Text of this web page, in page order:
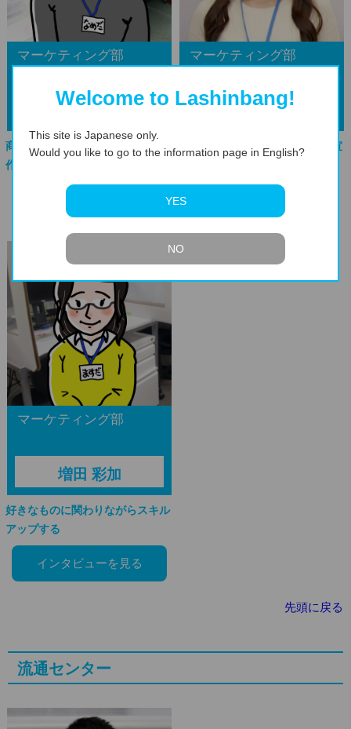
マーケティング部
洙田 慎一
商品のことを考え、無から価値を
作り出す
マーケティング部
岡田 愛
アニメ好きを活かし企画と広告宣
マーケティング部
増田 彩加
好きなものに関わりながらスキル
アップする
インタビューを見る
先頭に戻る
流通センター
Welcome to Lashinbang!
This site is Japanese only.
Would you like to go to the information page in English?
YES
NO